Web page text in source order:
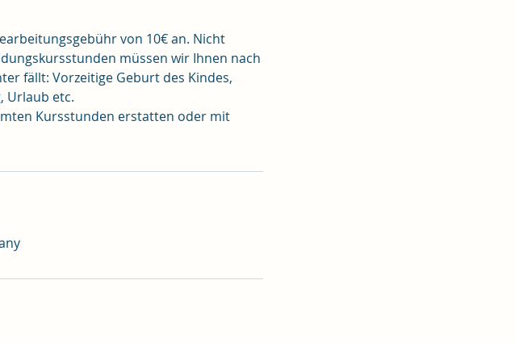
von 10€ an. Nicht
müssen wir Ihnen nach
fällt: Vorzeitige Geburt des Kindes,
Urlaub etc.
Kursstunden erstatten oder mit